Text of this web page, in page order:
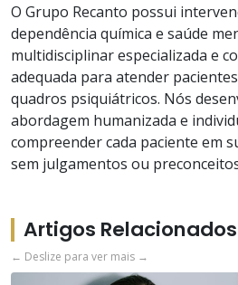
O Grupo Recanto possui
dependência química e saúde
multidisciplinar especializada e
adequada para atender
quadros psiquiátricos. Nós
abordagem humanizada e
compreender cada paciente em
sem julgamentos ou
Artigos Relacionados
← Deslize para ver mais →